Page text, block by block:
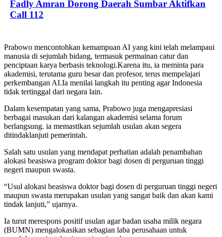
Fadly Amran Dorong Daerah Sumbar Aktifkan
Call 112
Prabowo mencontohkan kemampuan AI yang kini telah melampaui
manusia di sejumlah bidang, termasuk permainan catur dan
penciptaan karya berbasis teknologi.Karena itu, ia meminta para
akademisi, terutama guru besar dan profesor, terus mempelajari
perkembangan AI.Ia menilai langkah itu penting agar Indonesia
tidak tertinggal dari negara lain.
Dalam kesempatan yang sama, Prabowo juga mengapresiasi
berbagai masukan dari kalangan akademisi selama forum
berlangsung. ia memastikan sejumlah usulan akan segera
ditindaklanjuti pemerintah.
Salah satu usulan yang mendapat perhatian adalah penambahan
alokasi beasiswa program doktor bagi dosen di perguruan tinggi
negeri maupun swasta.
“Usul alokasi beasiswa doktor bagi dosen di perguruan tinggi negeri
maupun swasta merupakan usulan yang sangat baik dan akan kami
tindak lanjuti,” ujarnya.
Ia turut merespons positif usulan agar badan usaha milik negara
(BUMN) mengalokasikan sebagian laba perusahaan untuk